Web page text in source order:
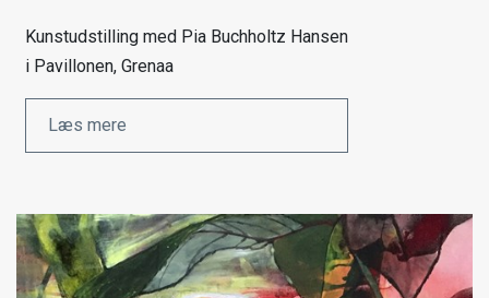
Kunstudstilling med Pia Buchholtz Hansen
i Pavillonen, Grenaa
Læs mere